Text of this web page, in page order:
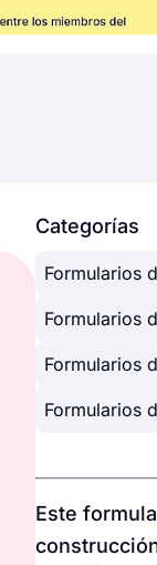
Categorías
Formularios
Formularios
Formularios
Formularios
Este